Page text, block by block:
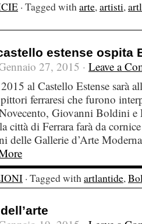
· Tagged witharte,artisti,
estense ospita
27, 2015 · Leave a
al Castello Estense sarà
ferraresi che furono
Giovanni Boldini
città di Ferrara farà da
delle Gallerie d’Arte
· Tagged withartlantide,